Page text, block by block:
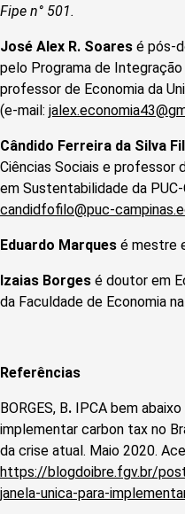
Fipe n° 501.
José Alex R. Soares é pós-
pelo Programa de
professor de Economia da
(e-mail:
Cândido Ferreira da Silva
Ciências Sociais e professor
em Sustentabilidade da PUC-
candidfofilo@puc-
Eduardo Marques é mestre
Izaias Borges é doutor em
da Faculdade de Economia
Referências
BORGES, B. IPCA bem
implementar carbon tax no
da crise atual. Maio 2020.
https://blogdoibre.fgv.br/
janela-unica-para-